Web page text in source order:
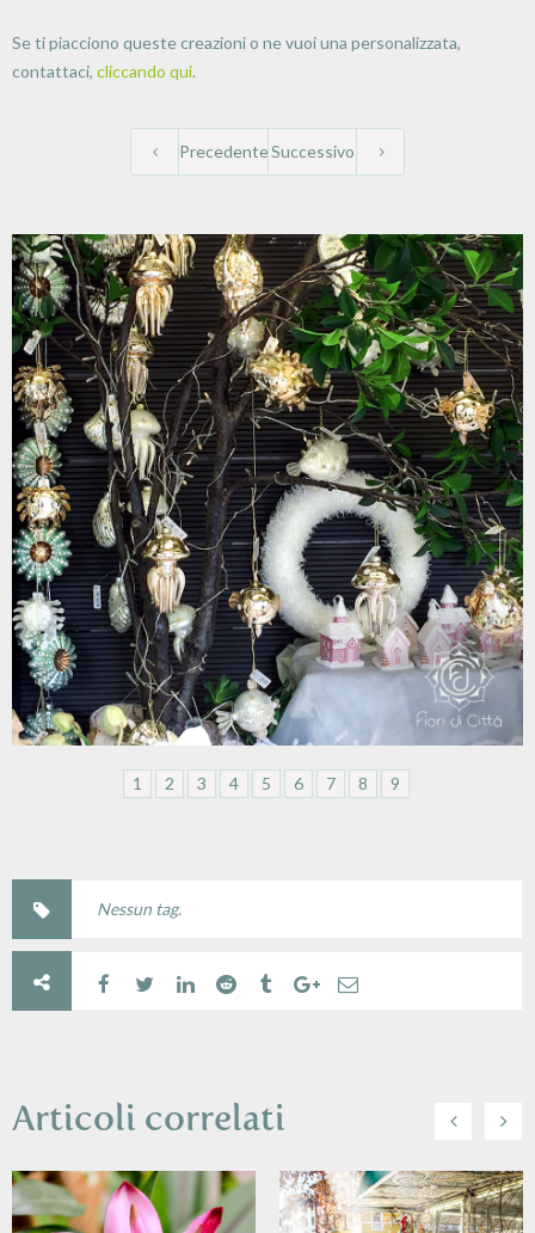
Se ti piacciono queste creazioni o ne vuoi una personalizzata,
contattaci, cliccando qui.
PrecedenteSuccessivo
1 2 3 4 5 6 7 8 9
Nessun tag.
Articoli correlati